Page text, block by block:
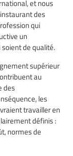
et nous
des
qui
un
de qualité.
supérieur
au
des
les
travailler en
définis :
normes de